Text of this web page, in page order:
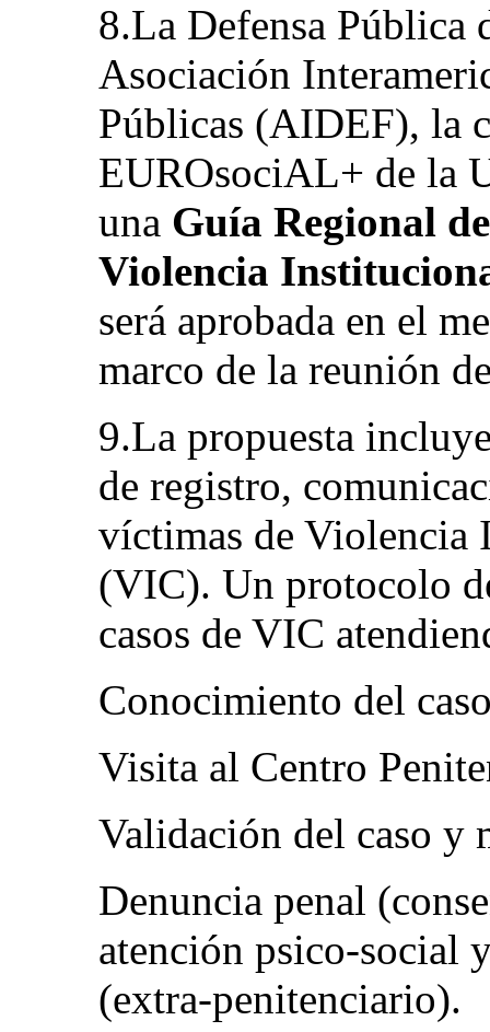
8.La Defensa Pública
Asociación
Públicas (AIDEF), la
EUROsociAL+ de la
una Guía Regional
Violencia
será aprobada en el
marco de la reunión
9.La propuesta
de registro,
víctimas de Violencia
(VIC). Un protocolo
casos de VIC
Conocimiento del
Visita al Centro
Validación del caso y
Denuncia penal
atención psico-social
(extra-penitenciario).